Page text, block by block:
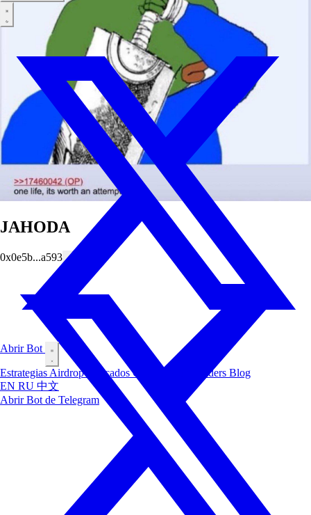
Abrir Bot
Estrategias Airdrop MercadosClasificación Insiders Blog
EN RU 中文
Abrir Bot de Telegram
JAHODA
0x0e5b...a593